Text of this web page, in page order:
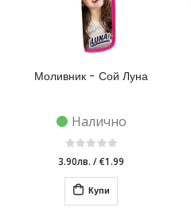
Моливник - Сой Луна
Налично
3.90лв. /€1.99
Купи